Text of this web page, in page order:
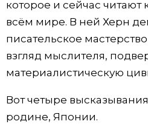
которое и сейчас читают
всём мире. В ней Херн
писательское
взгляд мыслителя,
материалистическую
Вот четыре
родине, Японии.